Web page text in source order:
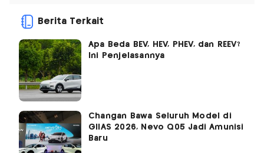
Berita Terkait
Apa Beda BEV, HEV, PHEV, dan REEV?
Ini Penjelasannya
Changan Bawa Seluruh Model di
GIIAS 2026, Nevo Q05 Jadi Amunisi
Baru